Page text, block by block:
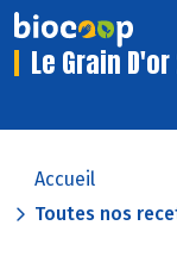
Le Grain D'or
Accueil
Toutes nos